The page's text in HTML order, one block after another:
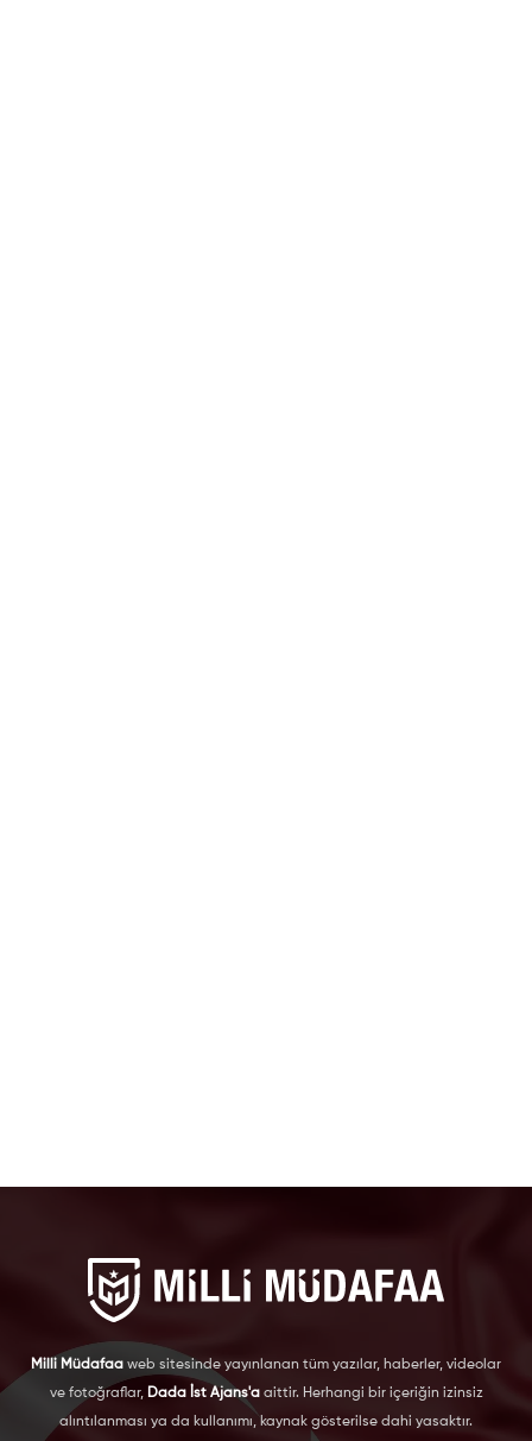
Milli Müdafaa web sitesinde yayınlanan tüm yazılar, haberler, videolar
ve fotoğraflar, Dada İst Ajans'aaittir. Herhangi bir içeriğin izinsiz
alıntılanması ya da kullanımı, kaynak gösterilse dahi yasaktır.